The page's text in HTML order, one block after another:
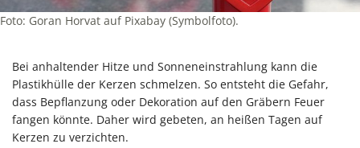
Foto: Goran Horvat auf Pixabay (Symbolfoto).
Bei anhaltender Hitze und Sonneneinstrahlung kann die
Plastikhülle der Kerzen schmelzen. So entsteht die Gefahr,
dass Bepflanzung oder Dekoration auf den Gräbern Feuer
fangen könnte. Daher wird gebeten, an heißen Tagen auf
Kerzen zu verzichten.